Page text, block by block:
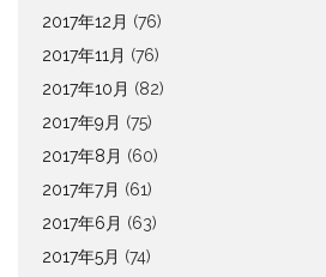
2017年12月 (76)
2017年11月 (76)
2017年10月 (82)
2017年9月 (75)
2017年8月 (60)
2017年7月 (61)
2017年6月 (63)
2017年5月 (74)